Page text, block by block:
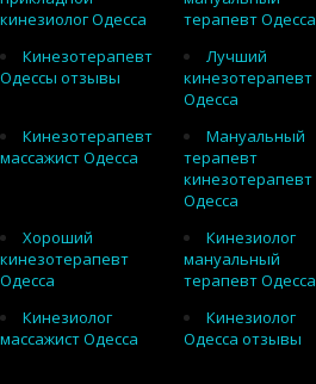
кинезиолог Одесса
терапевт Одесса
Кинезотерапевт
Одессы отзывы
Лучший
кинезотерапевт
Одесса
Кинезотерапевт
массажист Одесса
Мануальный
терапевт
кинезотерапевт
Одесса
Хороший
кинезотерапевт
Одесса
Кинезиолог
мануальный
терапевт Одесса
Кинезиолог
массажист Одесса
Кинезиолог
Одесса отзывы